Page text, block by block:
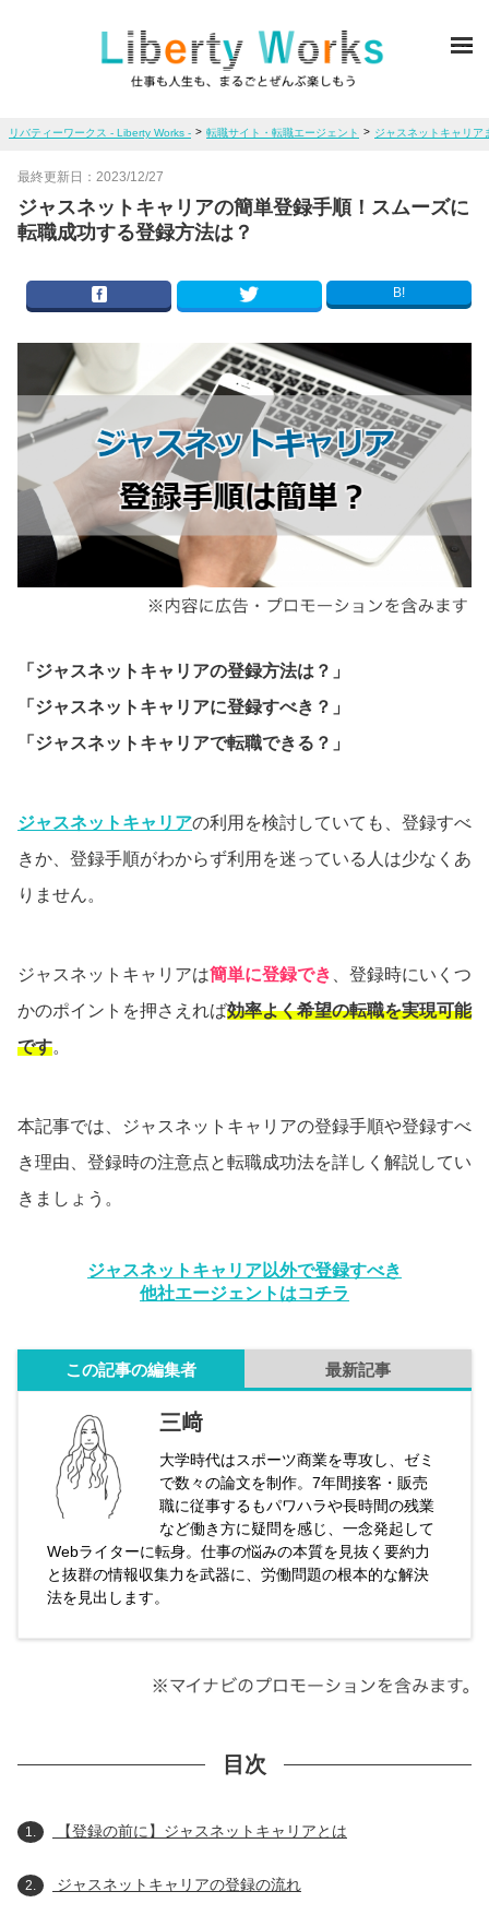
リバティーワークス - Liberty Works - > 転職サイト・転職エージェント > ジャスネットキャリア
最終更新日： 2023/12/27
ジャスネットキャリアの簡単登録手順！スムーズに
転職成功する登録方法は？
B!
「ジャスネットキャリアの登録方法は？」
「ジャスネットキャリアに登録すべき？」
「ジャスネットキャリアで転職できる？」
ジャスネットキャリアの利用を検討していても、登録すべ
きか、登録手順がわからず利用を迷っている人は少なくあ
りません。
ジャスネットキャリアは簡単に登録でき
、登録時にいくつ
かのポイントを押さえれば効率よく希望の転職を実現可能
です。
本記事では、ジャスネットキャリアの登録手順や登録すべ
き理由、登録時の注意点と転職成功法を詳しく解説してい
きましょう。
ジャスネットキャリア以外で登録すべき
他社エージェントはコチラ
この記事の編集者 最新記事
三﨑
大学時代はスポーツ商業を専攻し、ゼミ
で数々の論文を制作。7年間接客・販売
職に従事するもパワハラや長時間の残業
など働き方に疑問を感じ、一念発起して
Webライターに転身。仕事の悩みの本質を見抜く要約力
と抜群の情報収集力を武器に、労働問題の根本的な解決
法を見出します。
目次
1. 【登録の前に】ジャスネットキャリアとは
2. ジャスネットキャリアの登録の流れ